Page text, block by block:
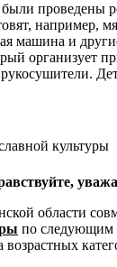
проведены
например,
машина и
организует
культуры
области
по следующим
возрастных